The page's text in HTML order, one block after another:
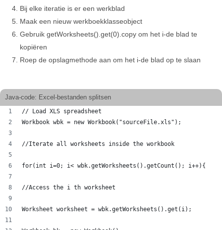
Bij elke iteratie is er een werkblad
Maak een nieuw werkboekklasseobject
Gebruik getWorksheets().get(0).copy om het i-de blad te
kopiëren
Roep de opslagmethode aan om het i-de blad op te slaan
Java-code: Excel-bestanden splitsen
// Load XLS spreadsheet
Workbook wbk = new Workbook("sourceFile.xls");
//Iterate all worksheets inside the workbook
for(int i=0; i< wbk.getWorksheets().getCount(); i++){
//Access the i th worksheet
Worksheet worksheet = wbk.getWorksheets().get(i);